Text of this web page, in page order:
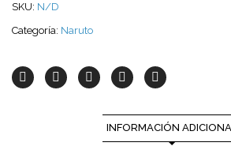
SKU: N/D
Categoría: Naruto
INFORMACIÓN